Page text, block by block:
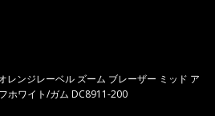
レンジレーベル ズーム ブレーザー ミッド ア
ホワイト/ガム DC8911-200